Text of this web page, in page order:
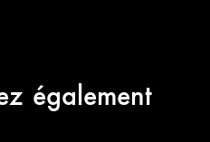
également